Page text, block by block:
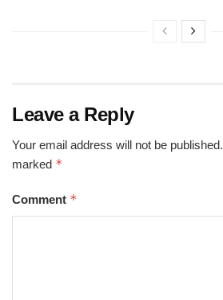
Leave a Reply
Your email address will not be published.
marked *
Comment *